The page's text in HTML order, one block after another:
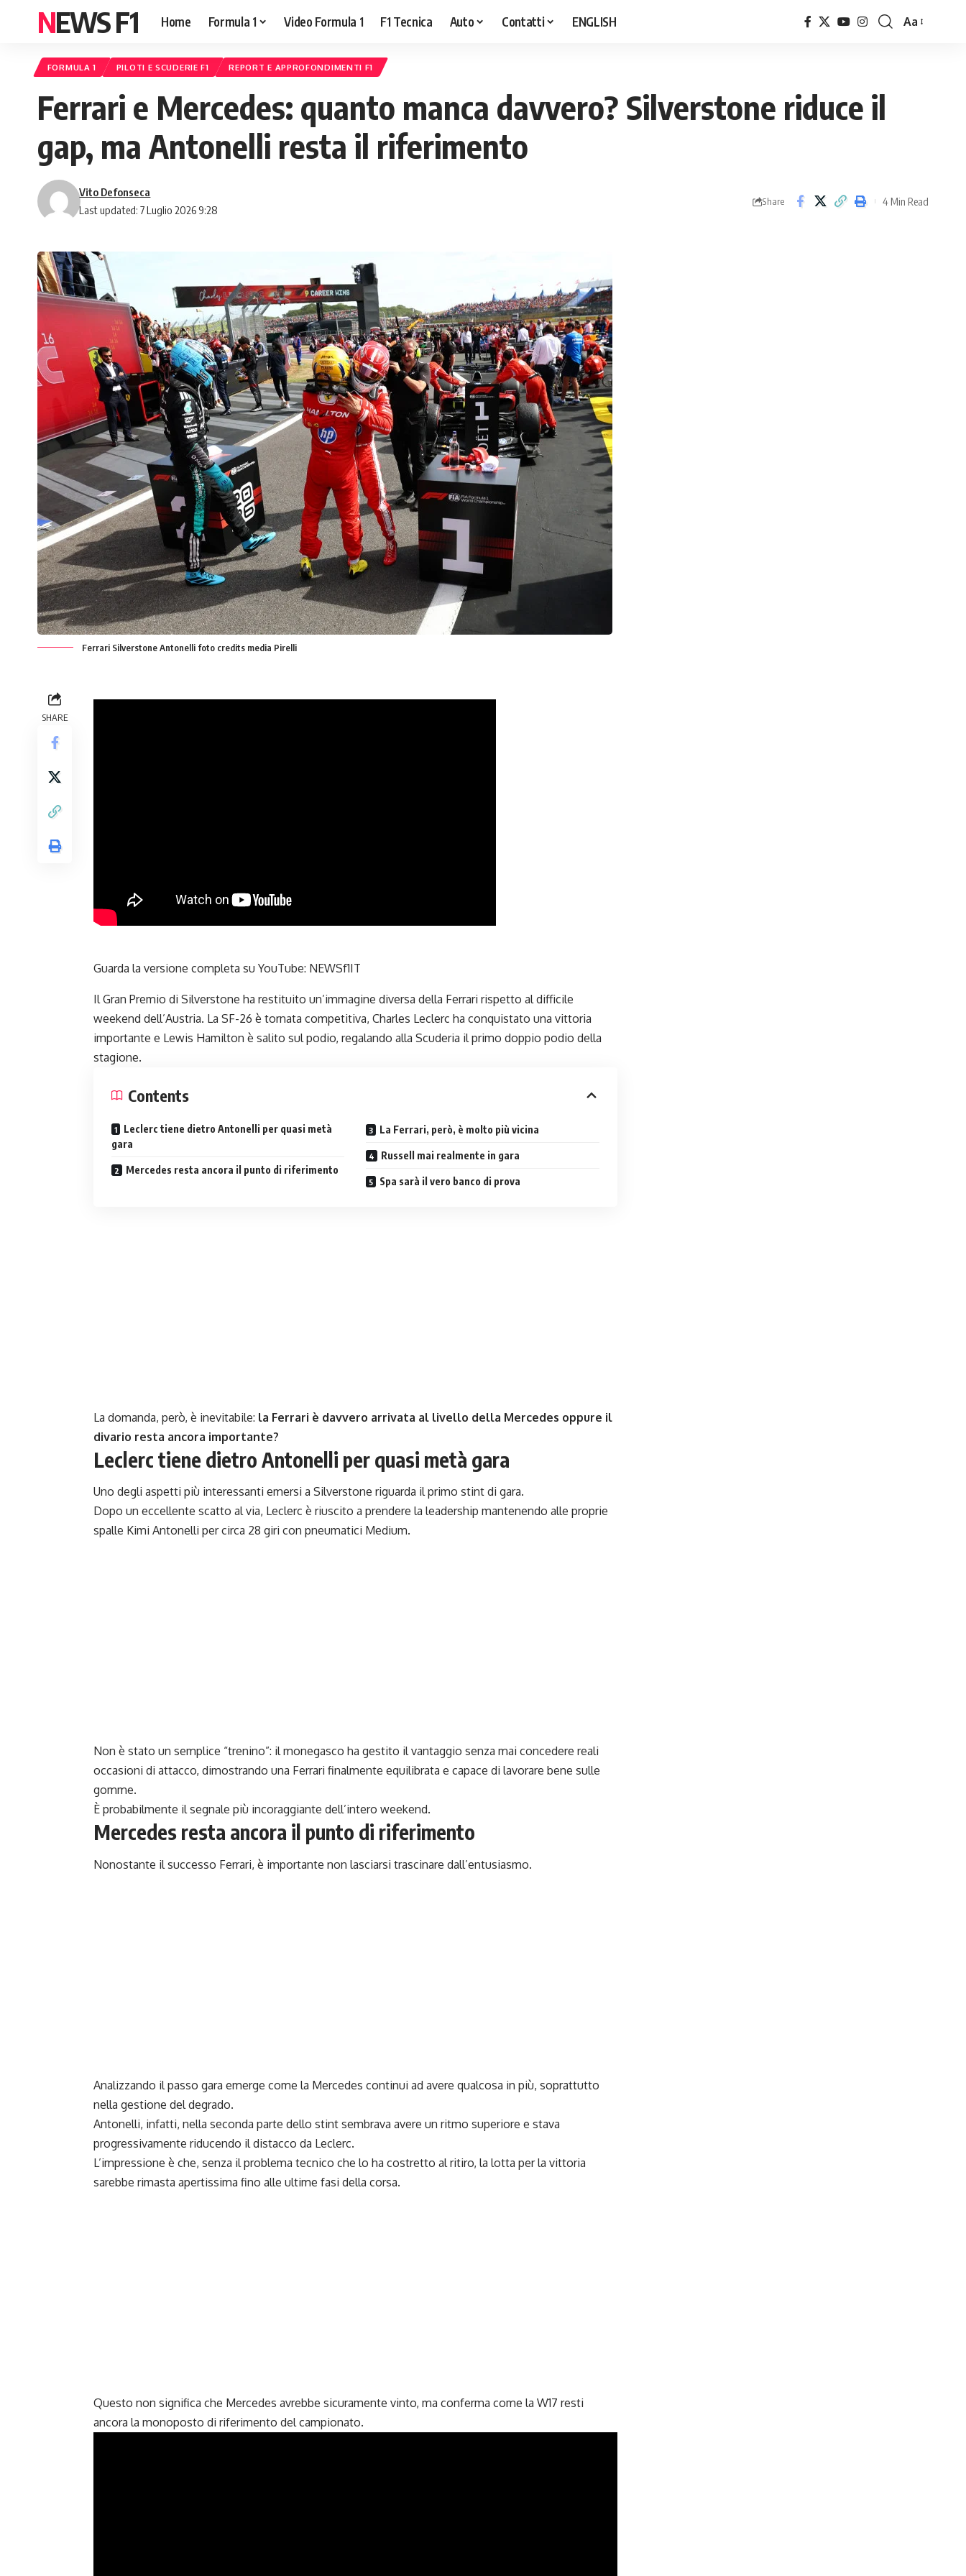
NEWS F1 Home Formula 1 Video Formula 1 F1 Tecnica Auto Contatti ENGLISH
Font
Aa
FORMULA 1 PILOTI E SCUDERIE F1 REPORT E APPROFONDIMENTI F1
Ferrari e Mercedes: quanto manca davvero? Silverstone riduce il
gap, ma Antonelli resta il riferimento
Last updated: 7 Luglio 2026 9:28
Vito Defonseca
Share 4 Min Read
Ferrari Silverstone Antonelli foto credits media Pirelli
SHARE
Guarda la versione completa su YouTube: NEWSf1IT
Il Gran Premio di Silverstone ha restituito un’immagine diversa della Ferrari rispetto al difficile
weekend dell’Austria. La SF-26 è tornata competitiva, Charles Leclerc ha conquistato una vittoria
importante e Lewis Hamilton è salito sul podio, regalando alla Scuderia il primo doppio podio della
stagione.
Contents
Leclerc tiene dietro Antonelli per quasi metà
gara
Mercedes resta ancora il punto di riferimento
La Ferrari, però, è molto più vicina
Russell mai realmente in gara
Spa sarà il vero banco di prova
La domanda, però, è inevitabile: la Ferrari è davvero arrivata al livello della Mercedes oppure il
divario resta ancora importante?
Leclerc tiene dietro Antonelli per quasi metà gara
Uno degli aspetti più interessanti emersi a Silverstone riguarda il primo stint di gara.
Dopo un eccellente scatto al via, Leclerc è riuscito a prendere la leadership mantenendo alle proprie
spalle Kimi Antonelli per circa 28 giri con pneumatici Medium.
Non è stato un semplice “trenino”: il monegasco ha gestito il vantaggio senza mai concedere reali
occasioni di attacco, dimostrando una Ferrari finalmente equilibrata e capace di lavorare bene sulle
gomme.
È probabilmente il segnale più incoraggiante dell’intero weekend.
Mercedes resta ancora il punto di riferimento
Nonostante il successo Ferrari, è importante non lasciarsi trascinare dall’entusiasmo.
Analizzando il passo gara emerge come la Mercedes continui ad avere qualcosa in più, soprattutto
nella gestione del degrado.
Antonelli, infatti, nella seconda parte dello stint sembrava avere un ritmo superiore e stava
progressivamente riducendo il distacco da Leclerc.
L’impressione è che, senza il problema tecnico che lo ha costretto al ritiro, la lotta per la vittoria
sarebbe rimasta apertissima fino alle ultime fasi della corsa.
Questo non significa che Mercedes avrebbe sicuramente vinto, ma conferma come la W17 resti
ancora la monoposto di riferimento del campionato.